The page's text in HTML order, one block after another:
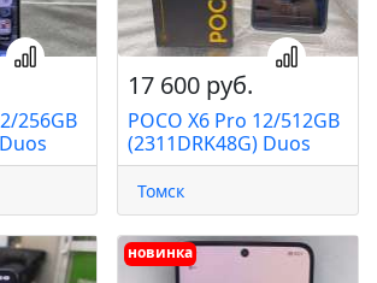
256GB
17 600 руб.
POCO X6 Pro 12/512GB
(2311DRK48G) Duos
Томск
новинка